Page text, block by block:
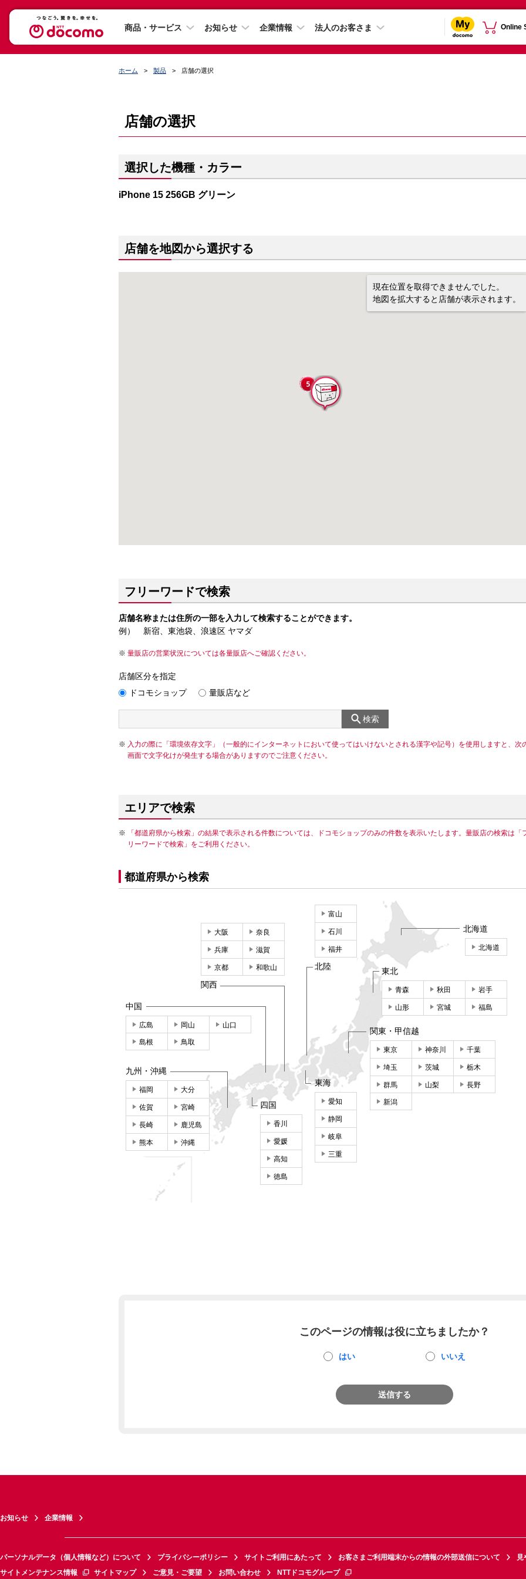
商品・サービス お知らせ 企業情報 法人のお客さま Online
ホーム 製品 店舗の選択
店舗の選択
選択した機種・カラー
iPhone 15 256GB グリーン
店舗を地図から選択する
現在位置を取得できませんでした。
地図を拡大すると店舗が表示されます。
フリーワードで検索
店舗名称または住所の一部を入力して検索することができます。
例） 新宿、東池袋、浪速区 ヤマダ
量販店の営業状況については各量販店へご確認ください。
店舗区分を指定
ドコモショップ
量販店など
検索
入力の際に「環境依存文字」（一般的にインターネットにおいて使ってはいけないとされる漢字や記号）を使用しますと、次
画面で文字化けが発生する場合がありますのでご注意ください。
エリアで検索
「都道府県から検索」の結果で表示される件数については、ドコモショップのみの件数を表示いたします。量販店の検索は「
リーワードで検索」をご利用ください。
都道府県から検索
北海道
北海道
東北
青森 秋田 岩手
山形 宮城 福島
関東・甲信越
東京 神奈川 千葉
埼玉 茨城 栃木
群馬 山梨 長野
新潟
東海
愛知
静岡
岐阜
三重
富山
石川
福井
北陸
大阪 奈良
兵庫 滋賀
京都 和歌山
関西
中国
広島 岡山 山口
島根 鳥取
四国
香川
愛媛
高知
徳島
九州・沖縄
福岡 大分
佐賀 宮崎
長崎 鹿児島
熊本 沖縄
このページの情報は役に立ちましたか？
はい いいえ
送信する
お知らせ 企業情報
パーソナルデータ（個人情報など）について プライバシーポリシー サイトご利用にあたって お客さまご利用端末からの情報の外部送信について
見
サイトメンテナンス情報
サイトマップ ご意見・ご要望 お問い合わせ NTTドコモグループ